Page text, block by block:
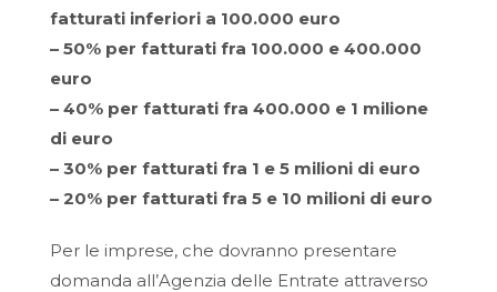
fatturati inferiori a 100.000 euro
– 50% per fatturati fra 100.000 e 400.000
euro
– 40% per fatturati fra 400.000 e 1 milione
di euro
– 30% per fatturati fra 1 e 5 milioni di euro
– 20% per fatturati fra 5 e 10 milioni di euro
Per le imprese, che dovranno presentare
domanda all’Agenzia delle Entrate attraverso